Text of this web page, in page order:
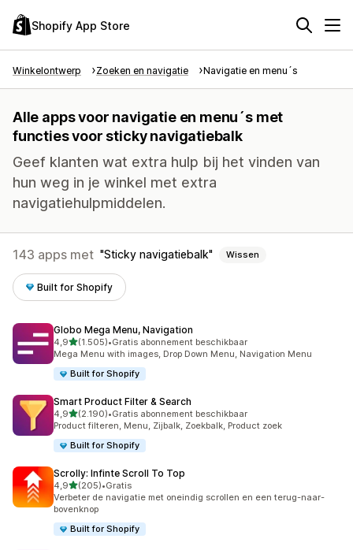
Shopify App Store
Winkelontwerp Zoeken en navigatie Navigatie en menu´s
Alle apps voor navigatie en menu´s met
functies voor sticky navigatiebalk
Geef klanten wat extra hulp bij het vinden van
hun weg in je winkel met extra
navigatiehulpmiddelen.
143 apps met Sticky navigatiebalk Wissen
Built for Shopify
Globo Mega Menu, Navigation
4,9van 5 sterren
(1.505)
1505 recensies in totaal
•Gratis abonnement beschikbaar
Mega Menu with images, Drop Down Menu, Navigation Menu
Built for Shopify
Smart Product Filter & Search
4,9van 5 sterren
(2.190)
2190 recensies in totaal
•Gratis abonnement beschikbaar
Product filteren, Menu, Zijbalk, Zoekbalk, Product zoek
Built for Shopify
Scrolly: Infinte Scroll To Top
4,9van 5 sterren
(205)
205 recensies in totaal
•Gratis
Verbeter de navigatie met oneindig scrollen en een terug-naar-
bovenknop
Built for Shopify